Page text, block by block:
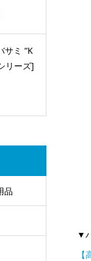
▼
サミ “K
リーズ]
品